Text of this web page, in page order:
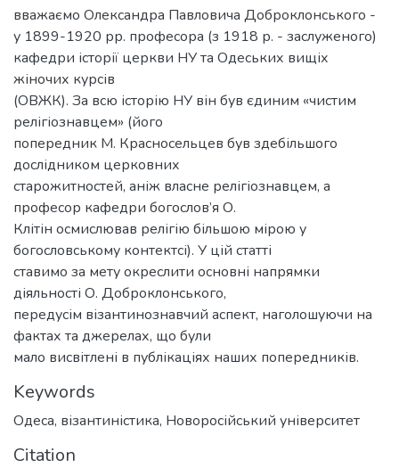
вважаємо Олександра Павловича Доброклонського -
у 1899-1920 рр. професора (з 1918 р. - заслуженого)
кафедри історії церкви НУ та Одеських вищіх
жіночих курсів
(ОВЖК). За всю історію НУ він був єдиним «чистим
релігіознавцем» (його
попередник М. Красносельцев був здебільшого
дослідником церковних
старожитностей, аніж власне релігіознавцем, а
професор кафедри богослов’я О.
Клітін осмислював релігію більшою мірою у
богословському контектсі). У цій статті
ставимо за мету окреслити основні напрямки
діяльності О. Доброклонського,
передусім візантинознавчий аспект, наголошуючи на
фактах та джерелах, що були
мало висвітлені в публікаціях наших попередників.
Keywords
Одеса, візантиністика, Новоросійський університет
Citation